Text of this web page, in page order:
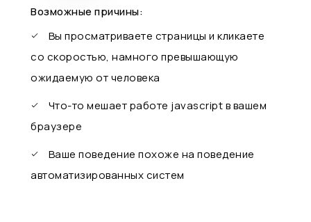
Возможные причины:
Вы просматриваете страницы и кликаете
со скоростью, намного превышающую
ожидаемую от человека
Что-то мешает работе javascript в вашем
браузере
Ваше поведение похоже на поведение
автоматизированных систем